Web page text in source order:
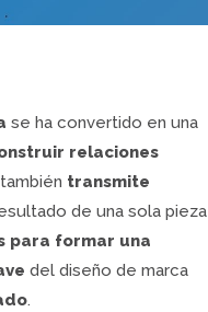
se ha convertido en una
relaciones
transmite
de una sola pieza
para formar una
del diseño de marca
.